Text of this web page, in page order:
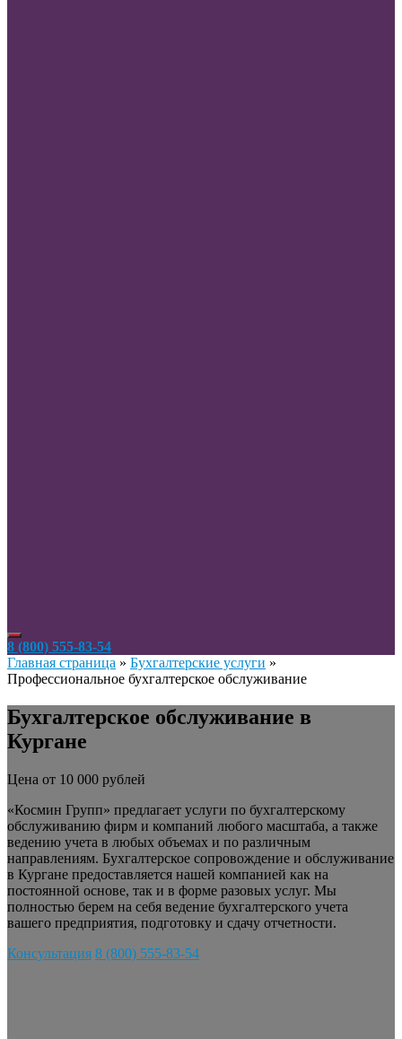
8 (800) 555-83-54
Главная страница » Бухгалтерские услуги »
Профессиональное бухгалтерское обслуживание
Бухгалтерское обслуживание в
Кургане
Цена от 10 000 рублей
«Космин Групп» предлагает услуги по бухгалтерскому
обслуживанию фирм и компаний любого масштаба, а также
ведению учета в любых объемах и по различным
направлениям. Бухгалтерское сопровождение и обслуживание
в Кургане предоставляется нашей компанией как на
постоянной основе, так и в форме разовых услуг. Мы
полностью берем на себя ведение бухгалтерского учета
вашего предприятия, подготовку и сдачу отчетности.
Консультация 8 (800) 555-83-54